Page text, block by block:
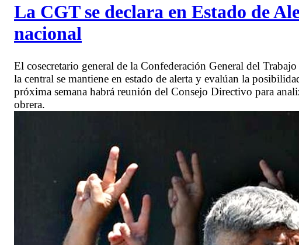
La CGT se declara en Estado de
nacional
El cosecretario general de la Confederación General del
la central se mantiene en estado de alerta y evalúan la
próxima semana habrá reunión del Consejo Directivo para
obrera.